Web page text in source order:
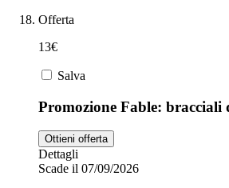
Offerta
13€
Salva
Promozione Fable: bracciali
Ottieni offerta
Dettagli
Scade il 07/09/2026